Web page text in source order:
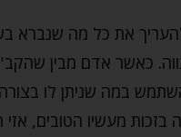
את כל מה שנברא
כאשר אדם מבין
במה שניתן לו
בזכות מעשיו הטובים,